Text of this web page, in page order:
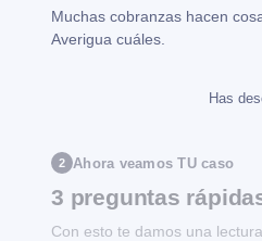
Muchas cobranzas hacen
Averigua cuáles.
Has
2 Ahora veamos TU caso
3 preguntas
Con esto te damos una